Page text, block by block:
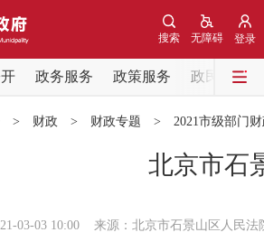
登录
无障碍
搜索
政务服务 政策服务
政民互动
> 财政 > 财政专题 > 2021市级部门
北京市石
03-03 10:00 来源：北京市石景山区人民法